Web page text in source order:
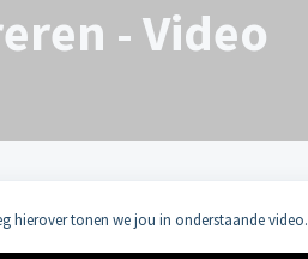
- Video
hierover tonen we jou in onderstaande video.